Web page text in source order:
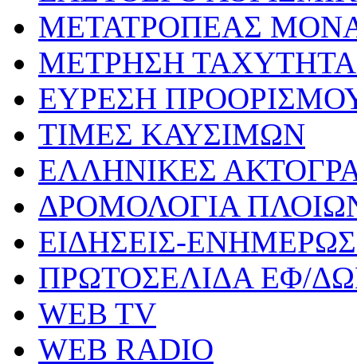
ΜΕΤΑΤΡΟΠΕΑΣ
ΜΕΤΡΗΣΗ
ΕΥΡΕΣΗ
ΤΙΜΕΣ ΚΑΥΣΙΜΩΝ
ΕΛΛΗΝΙΚΕΣ
ΔΡΟΜΟΛΟΓΙΑ
ΕΙΔΗΣΕΙΣ-
ΠΡΩΤΟΣΕΛΙΔΑ ΕΦ/
WEB TV
WEB RADIO